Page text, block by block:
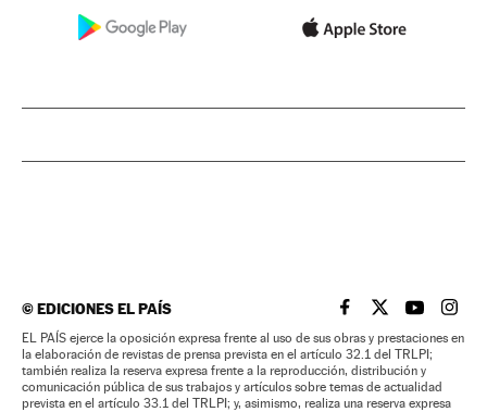
©EDICIONES EL PAÍS EL PAÍS BRASIL EN
EL PAÍSEL PAÍS
EL
EL PAÍS ejerce la oposición expresa frente al uso de sus obras y prestaciones en
la elaboración de revistas de prensa prevista en el artículo 32.1 del TRLPI;
también realiza la reserva expresa frente a la reproducción, distribución y
comunicación pública de sus trabajos y artículos sobre temas de actualidad
prevista en el artículo 33.1 del TRLPI; y, asimismo, realiza una reserva expresa